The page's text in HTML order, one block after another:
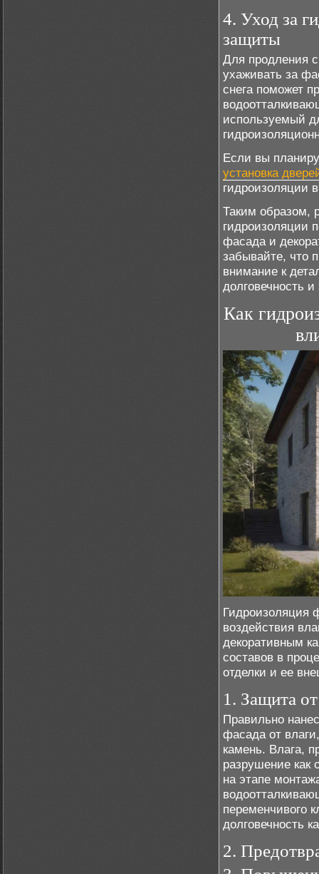
4. Уход за
защиты
Для продления
ухаживать за
снега поможет
используемый
Если вы
установка
гидроизоляции
Таким образом,
гидроизоляции
фасада и
забывайте, что
внимание к
долговечность
Как
Гидроизоляция
воздействия
декоративным
составов в
отделки и ее
1. Защита
Правильно
фасада от
камень. Влага,
разрушение как
на этапе
переменчивого
долговечность
2.